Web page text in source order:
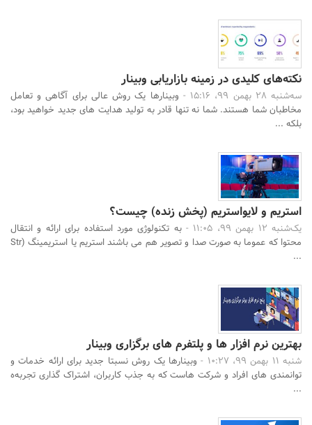
نکته‌های کلیدی در زمینه بازاریابی وبینار
سه‌شنبه 28 بهمن 99، 15:16 -
وبینارها یک روش عالی برای آگاهی و تعامل
مخاطبان شما هستند. شما نه تنها قادر به تولید هدایت های جدید خواهید بود،
بلکه ...
استریم و لایواستریم (پخش زنده) چیست؟
یک‌شنبه 12 بهمن 99، 11:05 -
به تکنولوژی مورد استفاده برای ارائه و انتقال
محتوا که عموما به صورت صدا و تصویر هم می باشند استریم یا استریمینگ (Str
...
بهترین نرم افزار ها و پلتفرم های برگزاری وبینار
شنبه 11 بهمن 99، 10:27 -
وبینارها یک روش نسبتا جدید برای ارائه خدمات و
توانمندی های افراد و شرکت هاست که به جذب کاربران، اشتراک گذاری تجربه‌ه
...